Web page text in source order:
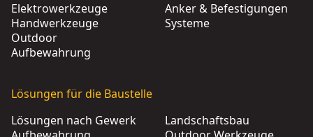
Elektrowerkzeuge
Handwerkzeuge
Outdoor
Aufbewahrung
Anker & Befestigungen
Systeme
Lösungen für die Baustelle
Lösungen nach Gewerk
Landschaftsbau